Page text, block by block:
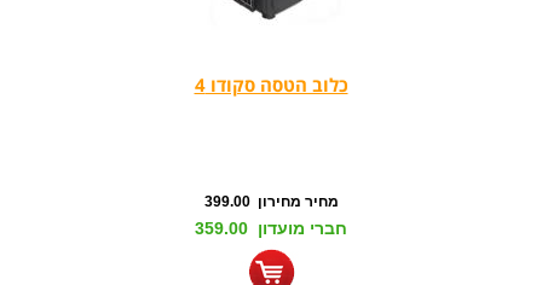
כלוב הטסה סקודו 4
מחיר מחירון 399.00
חברי מועדון 359.00